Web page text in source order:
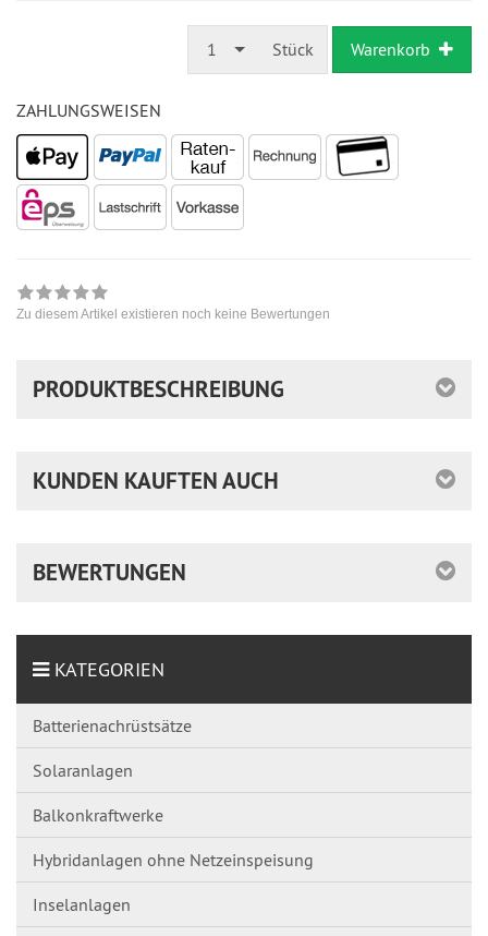
1 Stück Warenkorb
ZAHLUNGSWEISEN
Zu diesem Artikel existieren noch keine Bewertungen
PRODUKTBESCHREIBUNG
KUNDEN KAUFTEN AUCH
BEWERTUNGEN
KATEGORIEN
Batterienachrüstsätze
Solaranlagen
Balkonkraftwerke
Hybridanlagen ohne Netzeinspeisung
Inselanlagen